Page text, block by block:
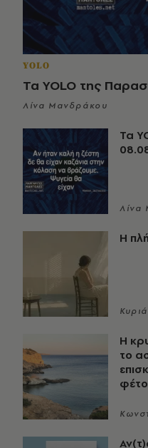
YOLO
Τα YOLO της
Λίνα Μανδράκου
Τα
Λίνα
Η
Η
το